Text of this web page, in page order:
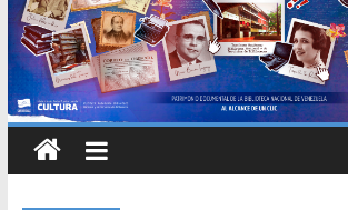
Catálogo temático de obras de Modesta Bor